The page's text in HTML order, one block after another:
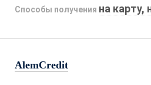
Способы получения на карту,
AlemCredit